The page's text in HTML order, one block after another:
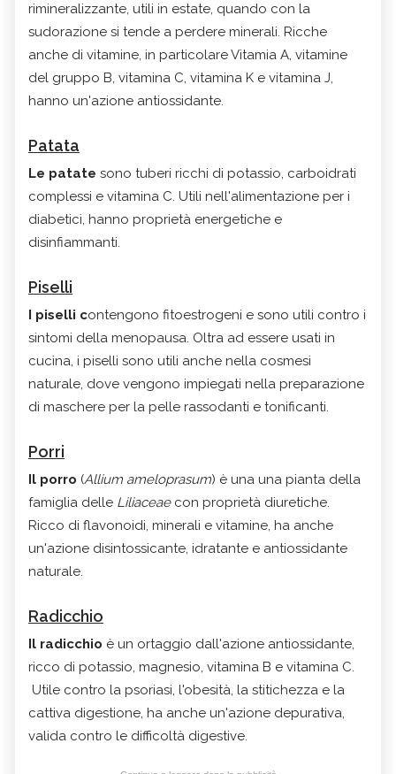
rimineralizzante, utili in estate, quando con la
sudorazione si tende a perdere minerali. Ricche
anche di vitamine, in particolare Vitamia A, vitamine
del gruppo B, vitamina C, vitamina K e vitamina J,
hanno un'azione antiossidante.
Patata
Le patate sono tuberi ricchi di potassio, carboidrati
complessi e vitamina C. Utili nell'alimentazione per i
diabetici, hanno proprietà energetiche e
disinfiammanti.
Piselli
I piselli contengono fitoestrogeni e sono utili contro i
sintomi della menopausa. Oltra ad essere usati in
cucina, i piselli sono utili anche nella cosmesi
naturale, dove vengono impiegati nella preparazione
di maschere per la pelle rassodanti e tonificanti.
Porri
Il porro (Allium ameloprasum) è una una pianta della
famiglia delle Liliaceaecon proprietà diuretiche.
Ricco di flavonoidi, minerali e vitamine, ha anche
un'azione disintossicante, idratante e antiossidante
naturale.
Radicchio
Il radicchio è un ortaggio dall'azione antiossidante,
ricco di potassio, magnesio, vitamina B e vitamina C.
Utile contro la psoriasi, l'obesità, la stitichezza e la
cattiva digestione, ha anche un'azione depurativa,
valida contro le difficoltà digestive.